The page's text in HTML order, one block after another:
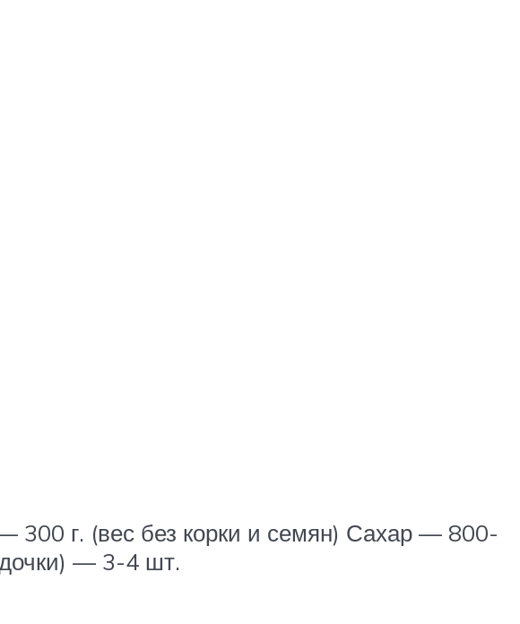
г. (вес без корки и семян) Сахар — 800-
— 3-4 шт.